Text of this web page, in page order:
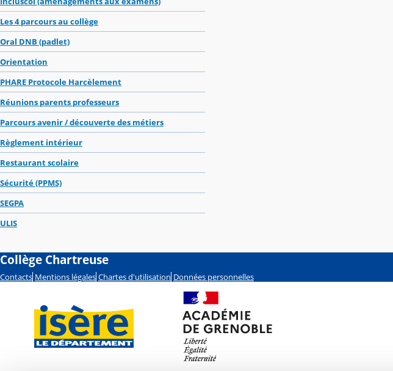
Les 4 parcours au collège
Oral DNB (padlet)
Orientation
PHARE Protocole Harcèlement
Réunions parents professeurs
Parcours avenir / découverte des métiers
Règlement intérieur
Restaurant scolaire
Sécurité (PPMS)
SEGPA
ULIS
Collège Chartreuse
Contacts Mentions légales Chartes d'utilisation Données personnelles